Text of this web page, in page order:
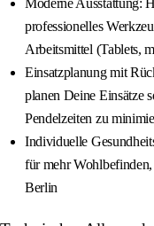
Moderne Ausstattung:
professionelles
Arbeitsmittel (Tablets,
Einsatzplanung mit
planen Deine Einsätze
Pendelzeiten zu
Individuelle
für mehr
Berlin